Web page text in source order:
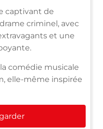
captivant de
criminel, avec
et une
comédie musicale
elle-même inspirée